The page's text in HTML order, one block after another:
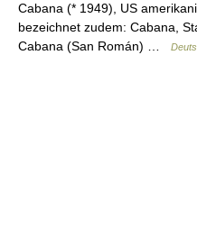
Cabana (* 1949), US
bezeichnet zudem: Cabana,
Cabana (San Román) …